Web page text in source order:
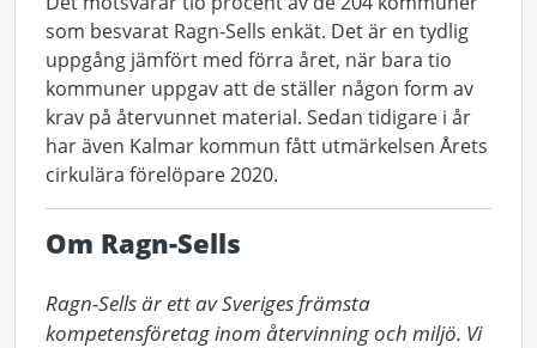
som besvarat Ragn-Sells enkät. Det är en tydlig
uppgång jämfört med förra året, när bara tio
kommuner uppgav att de ställer någon form av
krav på återvunnet material. Sedan tidigare i år
har även Kalmar kommun fått utmärkelsen Årets
cirkulära förelöpare 2020.
Om Ragn-Sells
Ragn-Sells är ett av Sveriges främsta
kompetensföretag inom återvinning och miljö. Vi